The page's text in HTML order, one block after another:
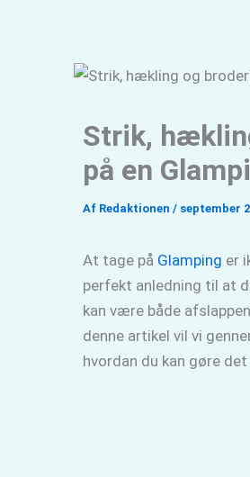
Strik,
på en
Af Redaktionen / september
At tage på Glamping er
perfekt anledning til at
kan være både
denne artikel vil vi
hvordan du kan gøre